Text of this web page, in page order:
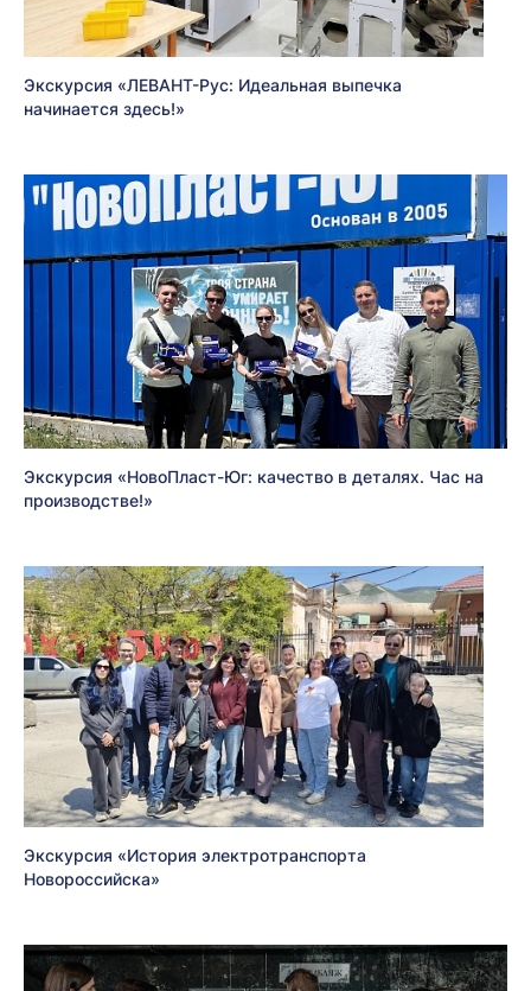
Экскурсия «ЛЕВАНТ-Рус: Идеальная выпечка
начинается здесь!»
Экскурсия «НовоПласт-Юг: качество в деталях. Час на
производстве!»
Экскурсия «История электротранспорта
Новороссийска»